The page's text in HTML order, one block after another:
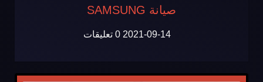
صيانة SAMSUNG
2021-09-14 0 تعليقات